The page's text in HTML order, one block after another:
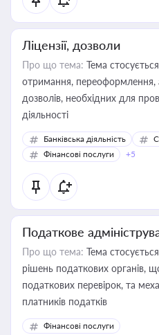
Ліцензії, дозволи
Про що тема: Тема
отримання, переоформлення,
дозволів, необхідних для
діяльності
Банківська діяльність
Фінансові послуги
+5
Податкове
Про що тема: Тема
рішень податкових органів,
податкових перевірок, та
платників податків
Фінансові послуги